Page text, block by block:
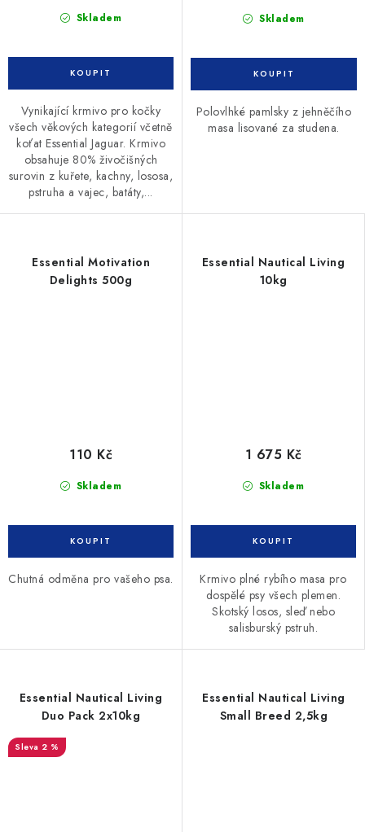
Skladem
Vynikající krmivo pro kočky
všech věkových kategorií včetně
koťat Essential Jaguar. Krmivo
obsahuje 80% živočišných
surovin z kuřete, kachny, lososa,
pstruha a vajec, batáty,...
Skladem
Polovlhké pamlsky z jehněčího
masa lisované za studena.
Essential Motivation
Delights 500g
Skladem
110 Kč
Chutná odměna pro vašeho psa.
Essential Nautical Living
10kg
Skladem
1 675 Kč
Krmivo plné rybího masa pro
dospělé psy všech plemen.
Skotský losos, sleď nebo
salisburský pstruh.
Essential Nautical Living
Duo Pack 2x10kg
2 %
Essential Nautical Living
Small Breed 2,5kg